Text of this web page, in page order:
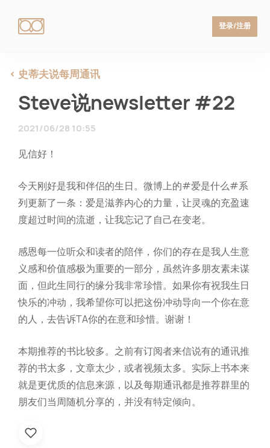
登录/注册
史蒂夫说每周通讯
Steve说newsletter #22
2021/06/28 10:55
见信好！
今天刚好是我和伴侣的生日。微博上的#爱是什么#系
列更新了一条：爱是滋养内心的力量，让灵魂的充盈速
度超过时间的流逝，让我忘记了自己在变老。
感恩每一位听众和读者的陪伴，你们的存在是我人生意
义感和价值感极为重要的一部分，虽然许多朋友素未谋
面，但此生同行的缘分我非常珍惜。如果你有祝我生日
快乐的冲动，我希望你可以把这份冲动导向一个你在意
的人，去告诉TA你的在意和珍惜。谢谢！
本期推荐的书比较多。之前有订阅者来信说有的通讯推
荐的书太多，文章太少，或者视频太多。实际上书本来
就是更优质的信息来源，以及每期通讯都是推荐群里的
朋友们当周随机分享的，并没有特定倾向。